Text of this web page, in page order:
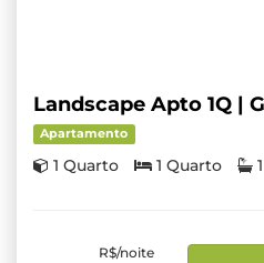
Landscape Apto 1Q |
Apartamento
1 Quarto 1 Quarto
R$/noite